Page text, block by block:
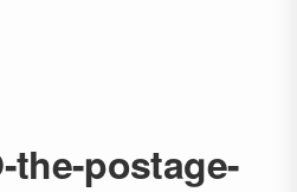
the-postage-